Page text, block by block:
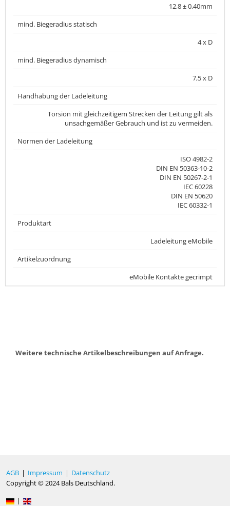
12,8 ± 0,40mm
mind. Biegeradius statisch
4 x D
mind. Biegeradius dynamisch
7,5 x D
Handhabung der Ladeleitung
Torsion mit gleichzeitigem Strecken der Leitung gilt als
unsachgemäßer Gebrauch und ist zu vermeiden.
Normen der Ladeleitung
ISO 4982-2
DIN EN 50363-10-2
DIN EN 50267-2-1
IEC 60228
DIN EN 50620
IEC 60332-1
Produktart
Ladeleitung eMobile
Artikelzuordnung
eMobile Kontakte gecrimpt
Weitere technische Artikelbeschreibungen auf Anfrage.
AGB | Impressum | Datenschutz
Copyright © 2024 Bals Deutschland.
|